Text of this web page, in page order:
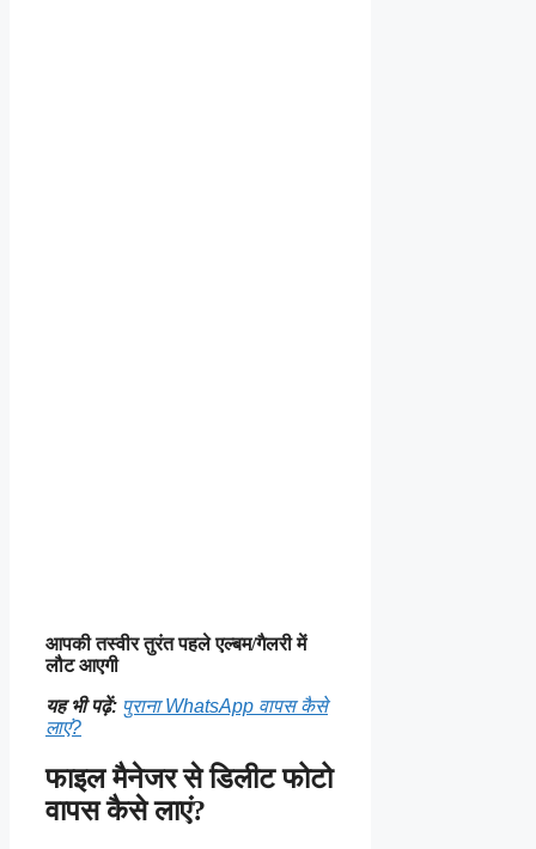
आपकी तस्वीर तुरंत पहले एल्बम/गैलरी में
लौट आएगी
यह भी पढ़ें: पुराना WhatsApp वापस कैसे
लाएं?
फाइल मैनेजर से डिलीट फोटो
वापस कैसे लाएं?